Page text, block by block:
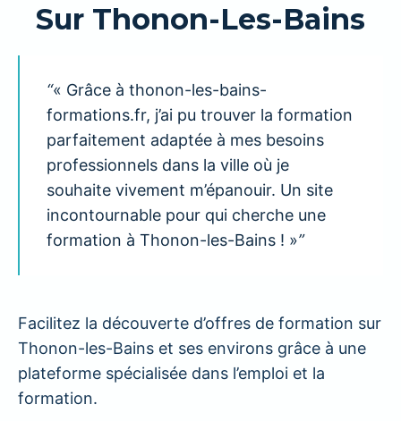
Sur Thonon-Les-Bains
“« Grâce à thonon-les-bains-
formations.fr, j’ai pu trouver la formation
parfaitement adaptée à mes besoins
professionnels dans la ville où je
souhaite vivement m’épanouir. Un site
incontournable pour qui cherche une
formation à Thonon-les-Bains ! »”
Facilitez la découverte d’offres de formation sur
Thonon-les-Bains et ses environs grâce à une
plateforme spécialisée dans l’emploi et la
formation.